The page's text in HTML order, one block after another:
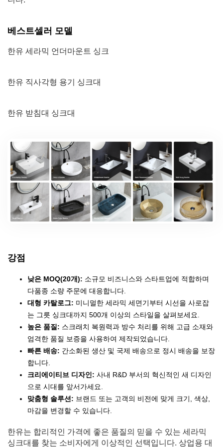
베스트셀러 모델
한유 세라믹 언더마운트 싱크
한유 직사각형 용기 싱크대
한유 받침대 싱크대
강점
낮은 MOQ(20개): 소규모 비즈니스와 스타트업에 적합하며
다품종 소량 주문에 대응합니다.
대형 카탈로그: 미니멀한 세라믹 세면기부터 시선을 사로잡
는 그릇 싱크대까지 500개 이상의 스타일을 살펴보세요.
높은 품질: 스크래치 복원력과 방수 처리를 위해 고급 소재와
엄격한 품질 보증을 사용하여 제작되었습니다.
빠른 배송: 간소화된 생산 및 국제 배송으로 정시 배송을 보장
합니다.
크리에이티브 디자인: 사내 R&D 부서의 혁신적인 새 디자인
으로 시대를 앞서가세요.
맞춤형 솔루션: 브랜드 또는 고객의 비전에 맞게 크기, 색상,
마감을 변경할 수 있습니다.
한유는 합리적인 가격에 좋은 품질의 믿을 수 있는 세라믹
싱크대를 찾는 소비자에게 이상적인 선택입니다. 상업용 대